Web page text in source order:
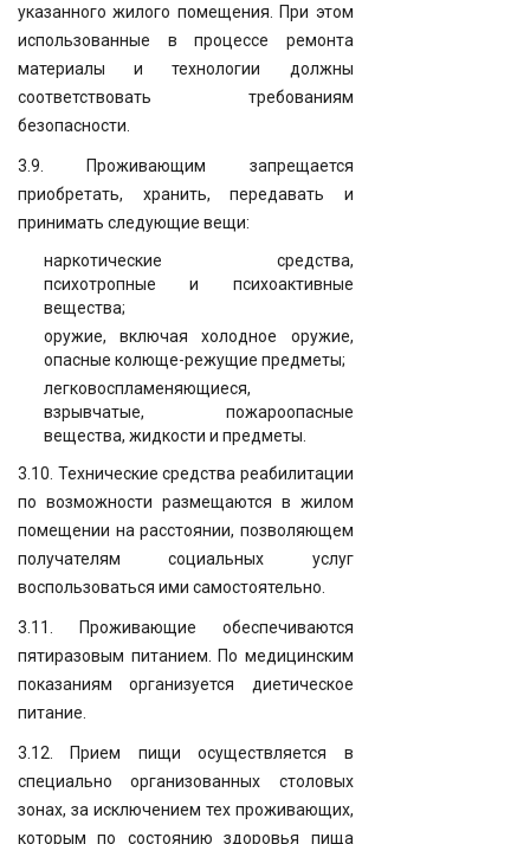
указанного жилого помещения. При этом
использованные в процессе ремонта
материалы и технологии должны
соответствовать требованиям
безопасности.
3.9. Проживающим запрещается
приобретать, хранить, передавать и
принимать следующие вещи:
наркотические средства,
психотропные и психоактивные
вещества;
оружие, включая холодное оружие,
опасные колюще-режущие предметы;
легковоспламеняющиеся,
взрывчатые, пожароопасные
вещества, жидкости и предметы.
3.10. Технические средства реабилитации
по возможности размещаются в жилом
помещении на расстоянии, позволяющем
получателям социальных услуг
воспользоваться ими самостоятельно.
3.11. Проживающие обеспечиваются
пятиразовым питанием. По медицинским
показаниям организуется диетическое
питание.
3.12. Прием пищи осуществляется в
специально организованных столовых
зонах, за исключением тех проживающих,
которым по состоянию здоровья пища